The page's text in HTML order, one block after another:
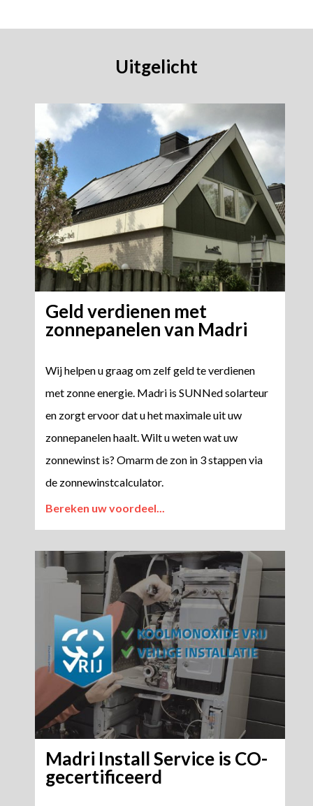
Uitgelicht
Geld verdienen met
zonnepanelen van Madri
Wij helpen u graag om zelf geld te verdienen
met zonne energie. Madri is SUNNed solarteur
en zorgt ervoor dat u het maximale uit uw
zonnepanelen haalt. Wilt u weten wat uw
zonnewinst is? Omarm de zon in 3 stappen via
de zonnewinstcalculator.
Bereken uw voordeel...
Madri Install Service is CO-
gecertificeerd